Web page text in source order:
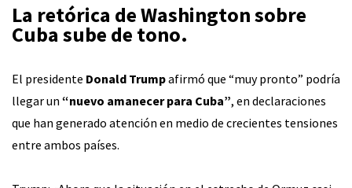
La retórica de Washington sobre
Cuba sube de tono.
El presidente Donald Trumpafirmó que “muy pronto” podría
llegar un “nuevo amanecer para Cuba”, en declaraciones
que han generado atención en medio de crecientes tensiones
entre ambos países.